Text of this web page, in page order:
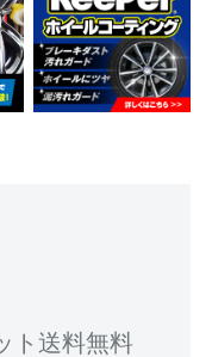
ト送料無料